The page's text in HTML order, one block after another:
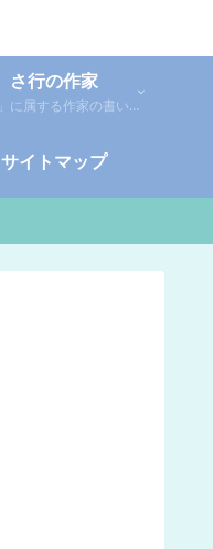
さ行の作家
「さ行」に属する作家の書いた本の感想です。さらに「さ」「し」「す」「せ」「そ」に分類していあります。お好きな作家の作品を探してみてください。
サイトマップ